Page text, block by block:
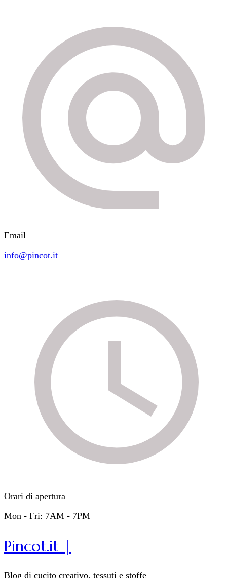
Email
info@pincot.it
Orari di apertura
Mon - Fri: 7AM - 7PM
Pincot.it |
Blog di cucito creativo, tessuti e stoffe